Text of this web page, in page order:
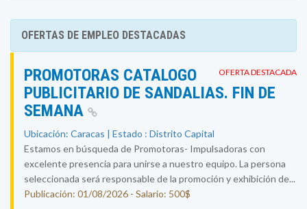
OFERTAS DE EMPLEO DESTACADAS
OFERTA DESTACADA
PROMOTORAS CATALOGO
PUBLICITARIO DE SANDALIAS. FIN DE
SEMANA
Ubicación: Caracas | Estado : Distrito Capital
Estamos en búsqueda de Promotoras- Impulsadoras con
excelente presencia para unirse a nuestro equipo. La persona
seleccionada será responsable de la promoción y exhibición de...
Publicación: 01/08/2026 - Salario: 500$